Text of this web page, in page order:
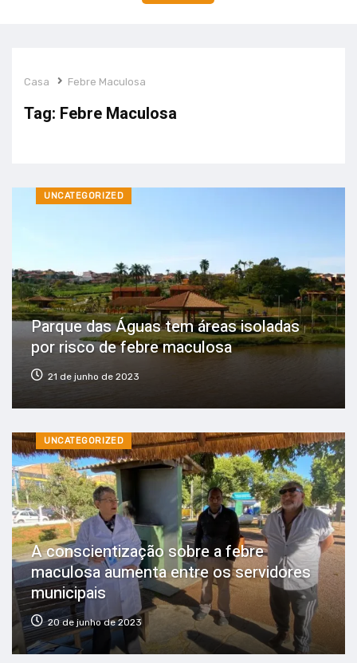
Casa Febre Maculosa
Tag: Febre Maculosa
UNCATEGORIZED
Parque das Águas tem áreas isoladas
por risco de febre maculosa
21 de junho de 2023
UNCATEGORIZED
A conscientização sobre a febre
maculosa aumenta entre os servidores
municipais
20 de junho de 2023